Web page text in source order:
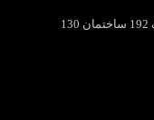
تهران خیابان سمیه نرسیده به ایرانشهر پلاک 192 ساختمان 130